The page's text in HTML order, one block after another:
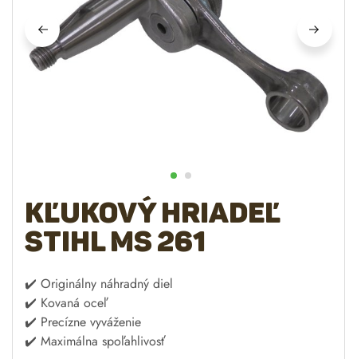
Kľukový hriadeľ
STIHL Ms 261
✔️ Originálny náhradný diel
✔️ Kovaná oceľ
✔️ Precízne vyváženie
✔️ Maximálna spoľahlivosť